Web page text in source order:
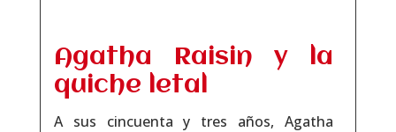
Agatha Raisin y la
quiche letal
A sus cincuenta y tres años, Agatha